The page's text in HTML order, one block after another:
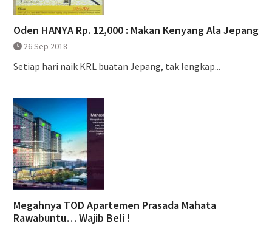
Oden HANYA Rp. 12,000 : Makan Kenyang Ala Jepang
26 Sep 2018
Setiap hari naik KRL buatan Jepang, tak lengkap...
Megahnya TOD Apartemen Prasada Mahata
Rawabuntu… Wajib Beli !